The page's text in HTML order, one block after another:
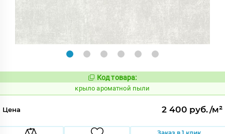
Код:
828451
Код товара:
крыло ароматной пыли
Цена 2 400 руб./м²